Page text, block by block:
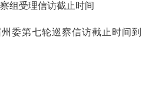
组受理信访截止时间
委第七轮巡察信访截止时间到